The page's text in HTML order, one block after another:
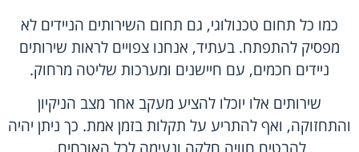
כמו כל תחום טכנולוגי, גם תחום השירותים הניידים לא
מפסיק להתפתח. בעתיד, אנחנו צפויים לראות שירותים
ניידים חכמים, עם חיישנים ומערכות שליטה מרחוק.
שירותים אלו יוכלו להציע מעקב אחר מצב הניקיון
והתחזוקה, ואף להתריע על תקלות בזמן אמת. כך ניתן יהיה